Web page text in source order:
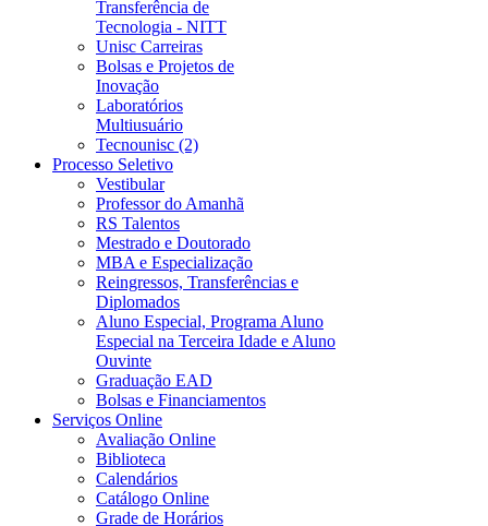
Transferência de
Tecnologia - NITT
Unisc Carreiras
Bolsas e Projetos de
Inovação
Laboratórios
Multiusuário
Tecnounisc (2)
Processo Seletivo
Vestibular
Professor do Amanhã
RS Talentos
Mestrado e Doutorado
MBA e Especialização
Reingressos, Transferências e
Diplomados
Aluno Especial, Programa Aluno
Especial na Terceira Idade e Aluno
Ouvinte
Graduação EAD
Bolsas e Financiamentos
Serviços Online
Avaliação Online
Biblioteca
Calendários
Catálogo Online
Grade de Horários